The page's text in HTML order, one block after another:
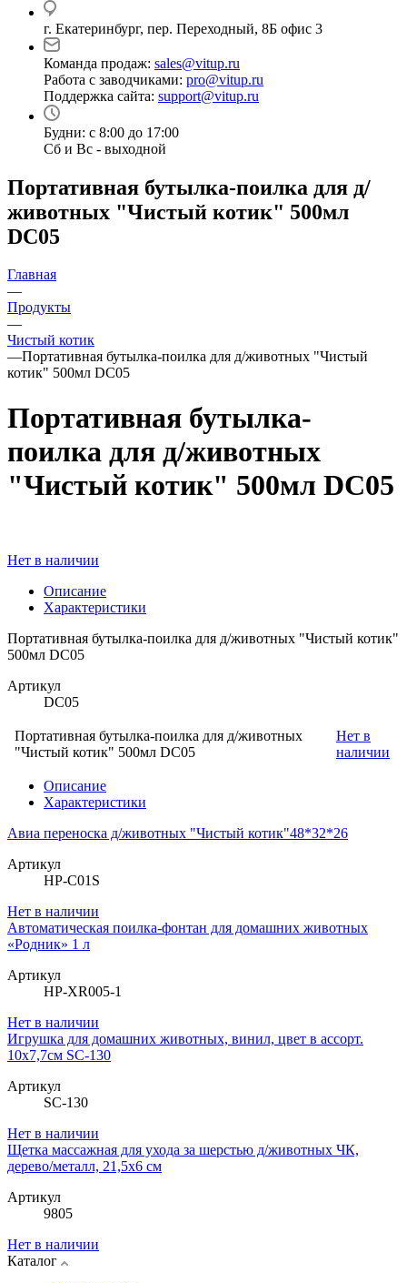
г. Екатеринбург, пер. Переходный, 8Б офис 3
Команда продаж: sales@vitup.ru
Работа с заводчиками: pro@vitup.ru
Поддержка сайта: support@vitup.ru
Будни: с 8:00 до 17:00
Сб и Вс - выходной
Портативная бутылка-поилка для д/
животных "Чистый котик" 500мл
DC05
Главная
—
Продукты
—
Чистый котик
—Портативная бутылка-поилка для д/животных "Чистый
котик" 500мл DC05
Портативная бутылка-
поилка для д/животных
"Чистый котик" 500мл DC05
Нет в наличии
Описание
Характеристики
Портативная бутылка-поилка для д/животных "Чистый котик"
500мл DC05
Артикул
DC05
Портативная бутылка-поилка для д/животных
"Чистый котик" 500мл DC05
Нет в
наличии
Описание
Характеристики
Авиа переноска д/животных "Чистый котик"48*32*26
Артикул
HP-C01S
Нет в наличии
Автоматическая поилка-фонтан для домашних животных
«Родник» 1 л
Артикул
HP-XR005-1
Нет в наличии
Игрушка для домашних животных, винил, цвет в ассорт.
10х7,7см SC-130
Артикул
SC-130
Нет в наличии
Щетка массажная для ухода за шерстью д/животных ЧК,
дерево/металл, 21,5х6 см
Артикул
9805
Нет в наличии
Каталог